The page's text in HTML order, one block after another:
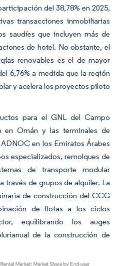
del 38,78% en 2025,
transacciones inmobiliarias
saudíes que incluyen más de
de hotel. No obstante, el
renovables es el de mayor
6,76% a medida que la región
y acelera los proyectos piloto
para el GNL del Campo
en Omán y las terminales de
en los Emiratos Árabes
especializados, remolques de
de transporte modular
través de grupos de alquiler. La
de construcción del CCG
de flotas a los ciclos
equilibrando los auges
de la construcción de